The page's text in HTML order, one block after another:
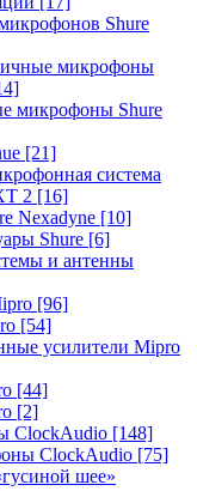
Shure
микрофоны
микрофоны Shure
[21]
система
2 [16]
Nexadyne [10]
Shure [6]
и антенны
[96]
[54]
усилители Mipro
[44]
[2]
ClockAudio [148]
ClockAudio [75]
шее»